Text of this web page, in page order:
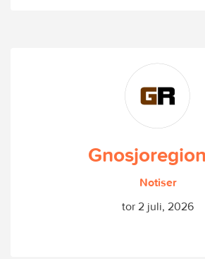
Notiser
tor 2 juli, 2026